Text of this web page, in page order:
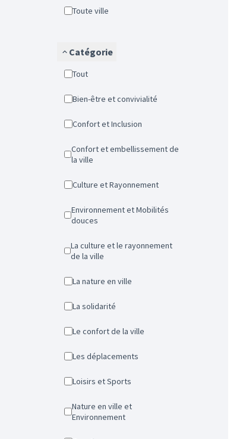
Toute ville
Catégorie
Tout
Bien-être et convivialité
Confort et Inclusion
Confort et embellissement de
la ville
Culture et Rayonnement
Environnement et Mobilités
douces
La culture et le rayonnement
de la ville
La nature en ville
La solidarité
Le confort de la ville
Les déplacements
Loisirs et Sports
Nature en ville et
Environnement